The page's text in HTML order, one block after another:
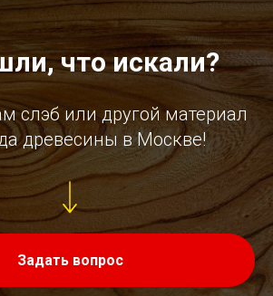
что искали?
слэб или другой материал
древесины в Москве!
Задать вопрос